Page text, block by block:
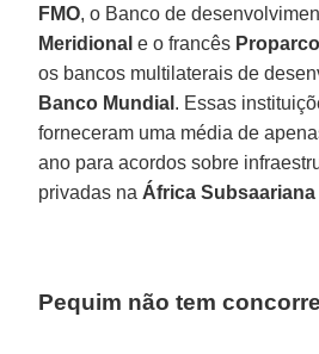
FMO, o Banco de
Meridional e o francês Proparco
os bancos multilaterais de
Banco Mundial . Essas
forneceram uma média de
ano para acordos sobre
privadas na África Subsaariana
Pequim não tem